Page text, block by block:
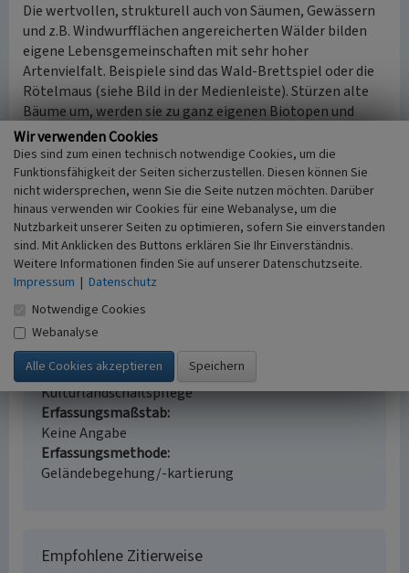
Die wertvollen, strukturell auch von Säumen, Gewässern
und z.B. Windwurfflächen angereicherten Wälder bilden
eigene Lebensgemeinschaften mit sehr hoher
Artenvielfalt. Beispiele sind das Wald-Brettspiel oder die
Rötelmaus (siehe Bild in der Medienleiste). Stürzen alte
Bäume um, werden sie zu ganz eigenen Biotopen und
werden nach und nach von unterschiedlichen Pilzen sowie
vielen Tieren zersetzt (siehe Bild in der Medienleiste).
(Naturschutzzentrum im Kreis Kleve e.V., 2013)
Eichenwald im Uedemerbruch mit
Spechtvorkommen
Schlagwörter
Specht Biotop Eiche (Laubbaum)
Ort
47589 Uedem - Uedemerbruch
Fachsicht(en)
Kulturlandschaftspflege
Erfassungsmaßstab
Keine Angabe
Erfassungsmethode
Geländebegehung/-kartierung
Empfohlene Zitierweise
Wir verwenden Cookies
Dies sind zum einen technisch notwendige Cookies, um die
Funktionsfähigkeit der Seiten sicherzustellen. Diesen können Sie
nicht widersprechen, wenn Sie die Seite nutzen möchten. Darüber
hinaus verwenden wir Cookies für eine Webanalyse, um die
Nutzbarkeit unserer Seiten zu optimieren, sofern Sie einverstanden
sind. Mit Anklicken des Buttons erklären Sie Ihr Einverständnis.
Weitere Informationen finden Sie auf unserer Datenschutzseite.
Impressum | Datenschutz
Notwendige Cookies
Webanalyse